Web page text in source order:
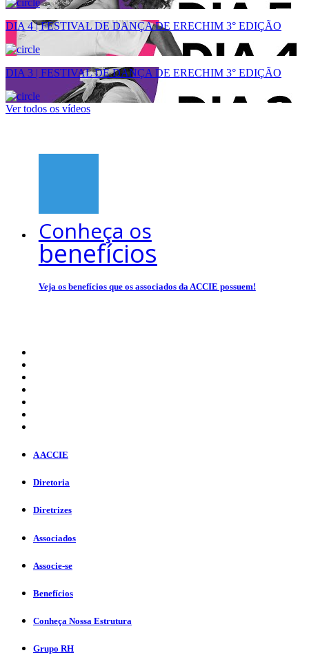
DIA 4 | FESTIVAL DE DANÇA DE ERECHIM 3° EDIÇÃO
DIA 3 | FESTIVAL DE DANÇA DE ERECHIM 3° EDIÇÃO
Ver todos os vídeos
Conheça os
benefícios
Veja os benefícios que os associados da ACCIE possuem!
A ACCIE
Diretoria
Diretrizes
Associados
Associe-se
Benefícios
Conheça Nossa Estrutura
Grupo RH